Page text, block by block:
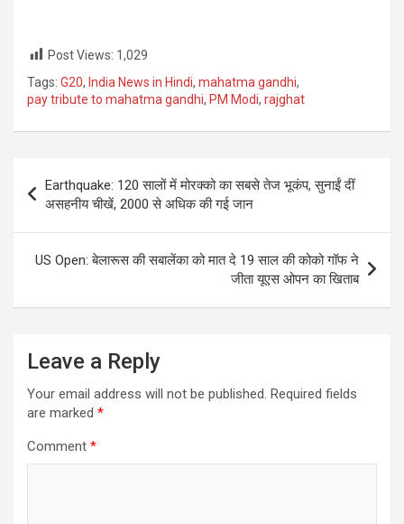
Post Views: 1,029
Tags: G20, India News in Hindi, mahatma gandhi,
pay tribute to mahatma gandhi, PM Modi, rajghat
navigation
Earthquake: 120 सालों में मोरक्को का सबसे तेज भूकंप, सुनाईं दीं
असहनीय चीखें, 2000 से अधिक की गई जान
US Open: बेलारूस की सबालेंका को मात दे 19 साल की कोको गॉफ ने
जीता यूएस ओपन का खिताब
Leave a Reply
Your email address will not be published. Required fields
are marked *
Comment *